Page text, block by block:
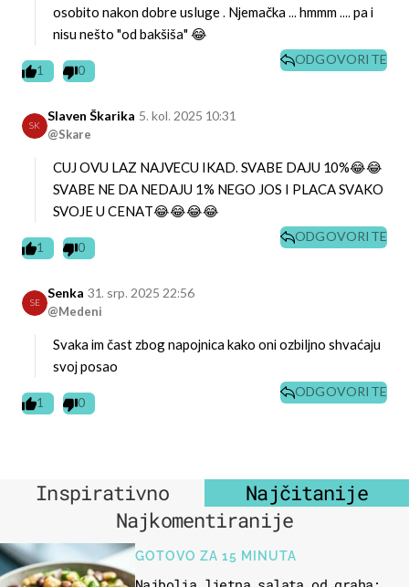
osobito nakon dobre usluge . Njemačka ... hmmm .... pa i
nisu nešto "od bakšiša" 😂
1 0
ODGOVORITE
SK
Slaven Škarika
@Skare
5. kol. 2025 10:31
CUJ OVU LAZ NAJVECU IKAD. SVABE DAJU 10%😂😂
SVABE NE DA NEDAJU 1% NEGO JOS I PLACA SVAKO
SVOJE U CENAT😂😂😂😂
1 0
ODGOVORITE
SE
Senka
@Medeni
31. srp. 2025 22:56
Svaka im čast zbog napojnica kako oni ozbiljno shvaćaju
svoj posao
1 0
ODGOVORITE
Inspirativno
Najčitanije
Najkomentiranije
GOTOVO ZA 15 MINUTA